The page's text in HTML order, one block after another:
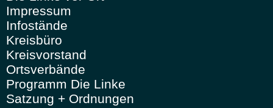
Impressum
Infostände
Kreisbüro
Kreisvorstand
Ortsverbände
Programm Die Linke
Satzung + Ordnungen